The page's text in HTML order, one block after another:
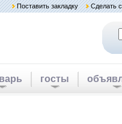
Поставить закладку Сделать
госты